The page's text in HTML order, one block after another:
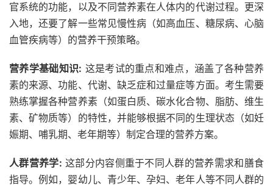
官系统的功能，以及不同营养素在人体内的代谢过程。更深
入地，还要了解一些常见慢性病（如高血压、糖尿病、心脑
血管疾病等）的营养干预策略。
营养学基础知识: 这是考试的重点和难点，涵盖了各种营养
素的来源、功能、代谢、缺乏症和过量症等方面。考生需要
熟练掌握各种营养素（如蛋白质、碳水化合物、脂肪、维生
素、矿物质等）的特性，并能够根据不同的生理状态（如妊
娠期、哺乳期、老年期等）制定合理的营养方案。
人群营养学: 这部分内容侧重于不同人群的营养需求和膳食
指导。例如，婴幼儿、青少年、孕妇、老年人等不同人群的